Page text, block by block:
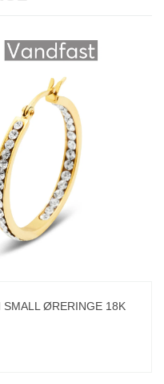
SMALL ØRERINGE 18K